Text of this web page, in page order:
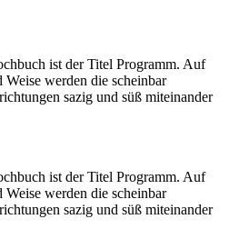
ist der Titel Programm. Auf
werden die scheinbar
sazig und süß miteinander
ist der Titel Programm. Auf
werden die scheinbar
sazig und süß miteinander